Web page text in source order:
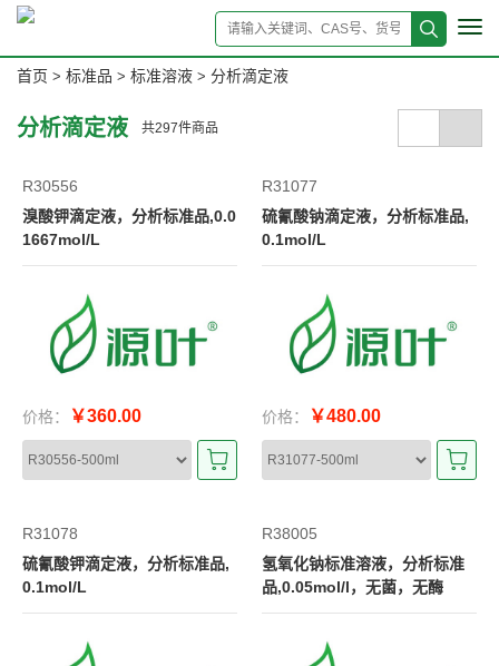
首页 > 标准品 > 标准溶液 > 分析滴定液
分析滴定液 共297件商品
R30556
溴酸钾滴定液，分析标准品,0.0
1667mol/L
价格： ￥360.00
R31077
硫氰酸钠滴定液，分析标准品,
0.1mol/L
价格： ￥480.00
R31078
硫氰酸钾滴定液，分析标准品,
0.1mol/L
R38005
氢氧化钠标准溶液，分析标准
品,0.05mol/l，无菌，无酶